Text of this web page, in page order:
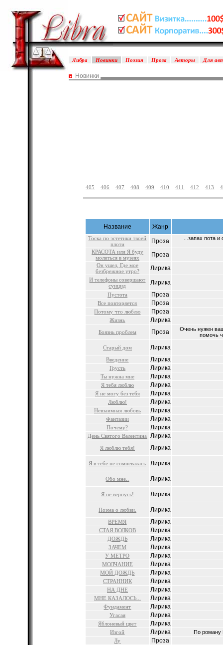
Либра Новинки Поэзия Проза Авторы Для
Новинки
405 406 407 408 409 410 411 412 413
Название Жанр
Тоска по эстетики твоей
плоти
Проза ...запах пота
КРАСОТА или Я буду
молиться в музеях
Проза
Он ушел, Где мое
безбрежное утро?
Лирика
И телефоны совершают
суицид
Лирика
Пустота Проза
Все повторяется Проза
Потому что люблю Проза
Жизнь Лирика
Боязнь проблем Проза
Очень нужен
помочь
Старый дом Лирика
Введение Лирика
Грусть Лирика
Ты нужна мне Лирика
Я тебя люблю Лирика
Я не могу без тебя Лирика
Люблю! Лирика
Невзаимная любовь Лирика
Фантазии Лирика
Почему? Лирика
День Святого Валентина Лирика
Я люблю тебя! Лирика
Я в тебе не сомневалась Лирика
Обо мне.. Лирика
Я не вернусь! Лирика
Поэма о любви. Лирика
ВРЕМЯ Лирика
СТАЯ ВОЛКОВ Лирика
ДОЖДЬ Лирика
ЗАЧЕМ Лирика
У МЕТРО Лирика
МОЛЧАНИЕ Лирика
МОЙ ДОЖДЬ Лирика
СТРАННИК Лирика
НА ДНЕ Лирика
МНЕ КАЗАЛОСЬ... Лирика
Фундамент Лирика
Угасая Лирика
Яблоневый цвет Лирика
Изгой Лирика
По роману
Лу
Проза